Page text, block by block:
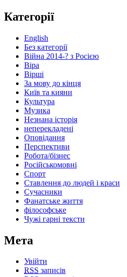
Категорії
English
Без категорії
Війна 2014-? з Росією
Віра
Вірші
За мову до кінця
Київ та кияни
Культура
Музика
Незнана історія
неперекладені
Оповідання
Перспективи
Робота/бізнес
Російськомовні
Спорт
Ставлення до людей і краси
Сучасники
Фанатське життя
філософське
Чужі гарні тексти
Мета
Увійти
RSS записів